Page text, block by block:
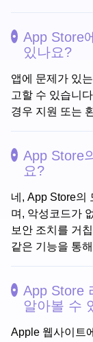
App Store
있나요?
앱에 문제가 있
고할 수 있습니
경우 지원 또는
App Store
요?
네, App Store의
며, 악성코드가
보안 조치를 거
같은 기능을 통
App Store
알아볼 수
Apple 웹사이트